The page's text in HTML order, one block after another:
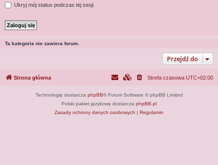
Ukryj mój status podczas tej sesji
Ta kategoria nie zawiera forum.
Przejdź do
Strona główna Strefa czasowa UTC+02:00
Technologię dostarcza phpBB® Forum Software © phpBB Limited
Polski pakiet językowy dostarcza phpBB.pl
Zasady ochrony danych osobowych | Regulamin